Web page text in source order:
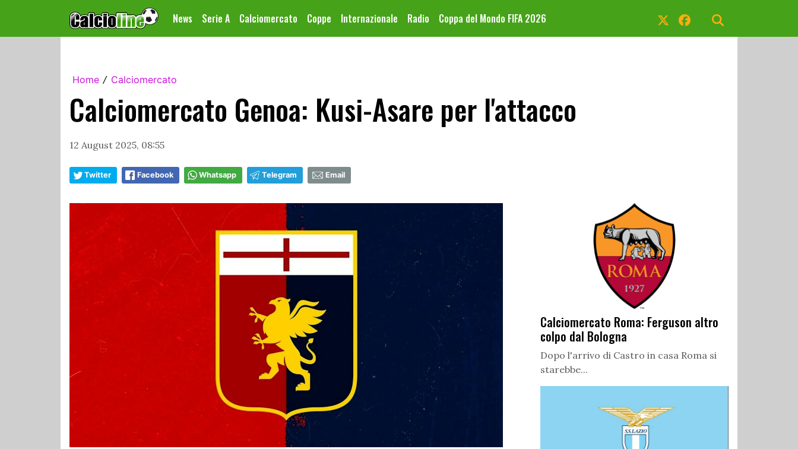
News Serie A Calciomercato Coppe Internazionale Radio Coppa del Mondo FIFA 2026
Home / Calciomercato
Calciomercato Genoa: Kusi-Asare per l'attacco
12 August 2025, 08:55
Twitter Facebook Whatsapp Telegram Email
Calciomercato Roma: Ferguson altro
colpo dal Bologna
Dopo l'arrivo di Castro in casa Roma si
starebbe...